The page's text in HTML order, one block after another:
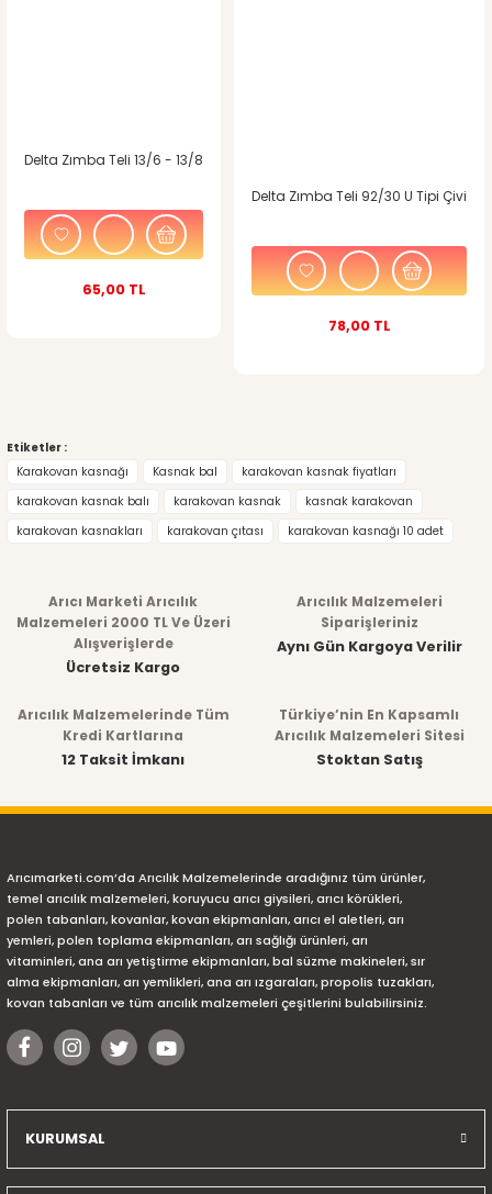
Delta Zımba Teli 13/6 - 13/8
65,00 TL
Delta Zımba Teli 92/30 U Tipi Çivi
78,00 TL
Etiketler :
Karakovan kasnağı
Kasnak bal
karakovan kasnak fiyatları
karakovan kasnak balı
karakovan kasnak
kasnak karakovan
karakovan kasnakları
karakovan çıtası karakovan kasnağı 10 adet
Arıcı Marketi Arıcılık
Malzemeleri 2000 TL Ve Üzeri
Alışverişlerde
Ücretsiz Kargo
Arıcılık Malzemeleri
Siparişleriniz
Aynı Gün Kargoya Verilir
Arıcılık Malzemelerinde Tüm
Kredi Kartlarına
12 Taksit İmkanı
Türkiye’nin En Kapsamlı
Arıcılık Malzemeleri Sitesi
Stoktan Satış
Arıcımarketi.com’da Arıcılık Malzemelerinde aradığınız tüm ürünler,
temel arıcılık malzemeleri, koruyucu arıcı giysileri, arıcı körükleri,
polen tabanları, kovanlar, kovan ekipmanları, arıcı el aletleri, arı
yemleri, polen toplama ekipmanları, arı sağlığı ürünleri, arı
vitaminleri, ana arı yetiştirme ekipmanları, bal süzme makineleri, sır
alma ekipmanları, arı yemlikleri, ana arı ızgaraları, propolis tuzakları,
kovan tabanları ve tüm arıcılık malzemeleri çeşitlerini bulabilirsiniz.
KURUMSAL